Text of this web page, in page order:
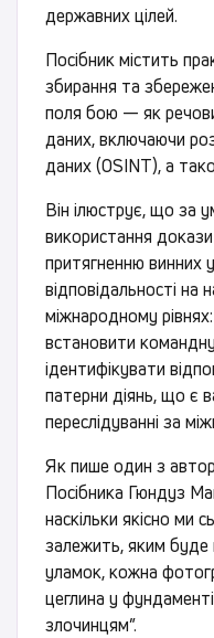
державних цілей.
Посібник містить
збирання та
поля бою — як
даних, включаючи
даних (OSINT), а
Він ілюструє, що за
використання
притягненню винних
відповідальності на
міжнародному
встановити командну
ідентифікувати
патерни діянь, що є
переслідуванні за
Як пише один з
Посібника Гюндуз
наскільки якісно ми
залежить, яким
уламок, кожна
цеглина у
злочинцям”.